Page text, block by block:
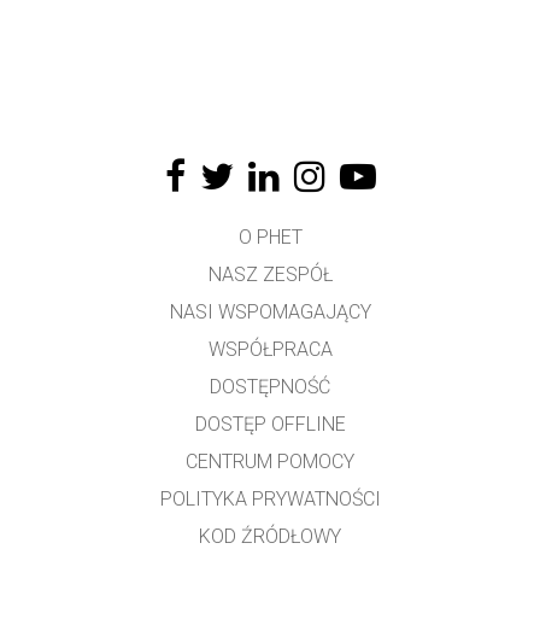
O PHET
NASZ ZESPÓŁ
NASI WSPOMAGAJĄCY
WSPÓŁPRACA
DOSTĘPNOŚĆ
DOSTĘP OFFLINE
CENTRUM POMOCY
POLITYKA PRYWATNOŚCI
KOD ŹRÓDŁOWY